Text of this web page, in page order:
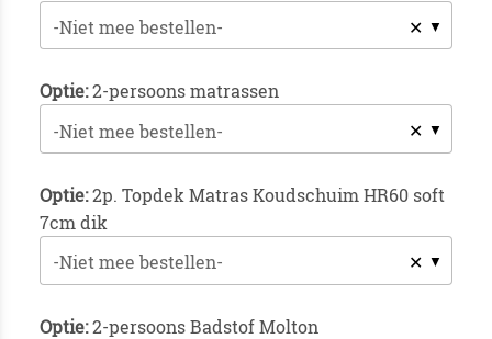
✕
-Niet mee bestellen-
Optie:2-persoons matrassen
✕
-Niet mee bestellen-
Optie:2p. Topdek Matras Koudschuim HR60 soft
7cm dik
✕
-Niet mee bestellen-
Optie:2-persoons Badstof Molton